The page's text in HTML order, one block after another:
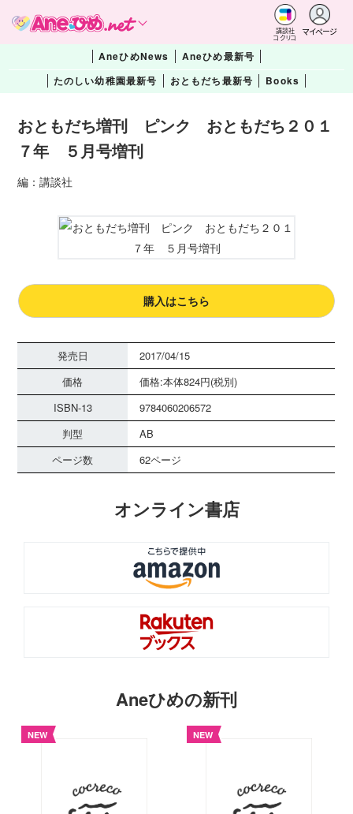
講談社
コクリコ
マイページ
AneひめNews
Aneひめ最新号
たのしい幼稚園最新号
おともだち最新号 Books
おともだち増刊 ピンク おともだち２０１
７年 ５月号増刊
編：講談社
購入はこちら
発売日
2017/04/15
価格
価格:本体824円(税別)
ISBN-13
9784060206572
判型
AB
ページ数
62ページ
オンライン書店
Aneひめの新刊
NEW NEW